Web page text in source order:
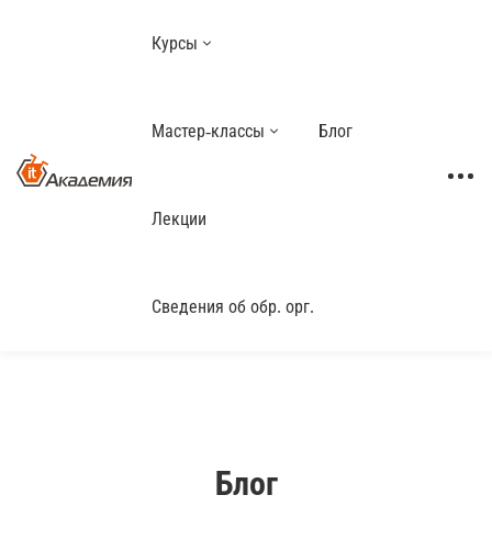
Курсы
Мастер-классы Блог
Лекции
Сведения об обр. орг.
Блог